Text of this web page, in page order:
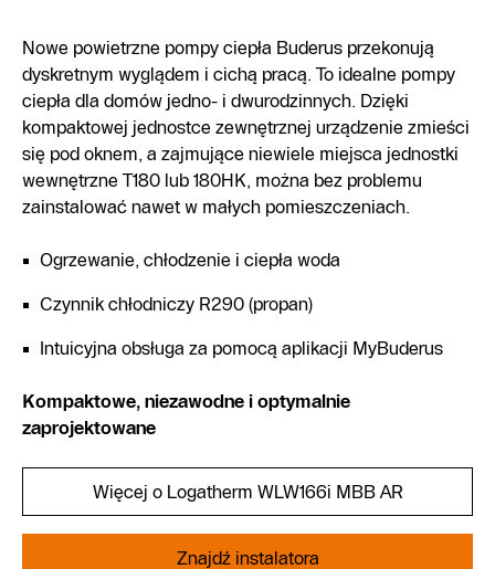
Nowe powietrzne pompy ciepła Buderus przekonują
dyskretnym wyglądem i cichą pracą. To idealne pompy
ciepła dla domów jedno- i dwurodzinnych. Dzięki
kompaktowej jednostce zewnętrznej urządzenie zmieści
się pod oknem, a zajmujące niewiele miejsca jednostki
wewnętrzne T180 lub 180HK, można bez problemu
zainstalować nawet w małych pomieszczeniach.
Ogrzewanie, chłodzenie i ciepła woda
Czynnik chłodniczy R290 (propan)
Intuicyjna obsługa za pomocą aplikacji MyBuderus
Kompaktowe, niezawodne i optymalnie
zaprojektowane
Więcej o Logatherm WLW166i MBB AR
Znajdź instalatora